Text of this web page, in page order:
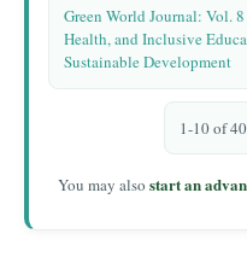
Green World Journal: Vol.
Health, and Inclusive
Sustainable Development
1-10 of 40
You may also start an